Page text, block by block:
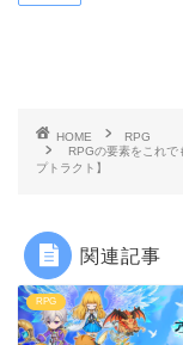
HOME
RPG
RPGの要素をこれで
プトラクト】
関連記事
RPG